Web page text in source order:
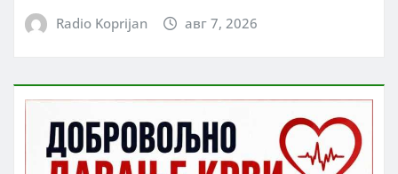
Radio Koprijan авг 7, 2026